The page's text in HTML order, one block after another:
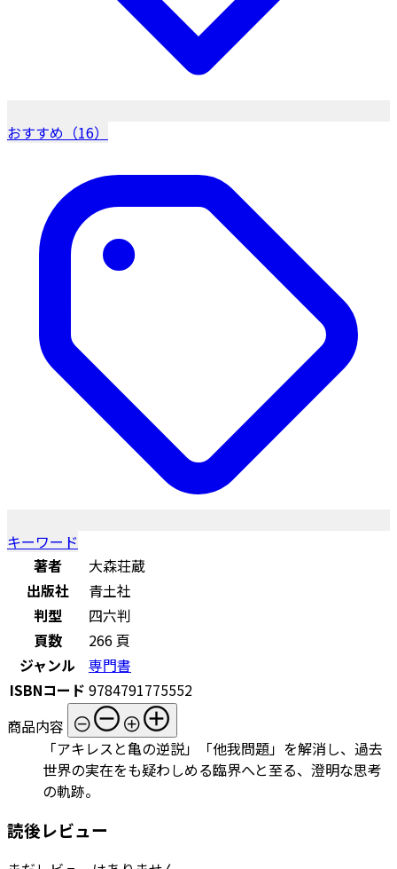
おすすめ（16）
キーワード
著者
大森荘蔵
出版社
青土社
判型
四六判
頁数
266 頁
ジャンル
専門書
ISBNコード 9784791775552
商品内容
「アキレスと亀の逆説」「他我問題」を解消し、過去
世界の実在をも疑わしめる臨界へと至る、澄明な思考
の軌跡。
読後レビュー